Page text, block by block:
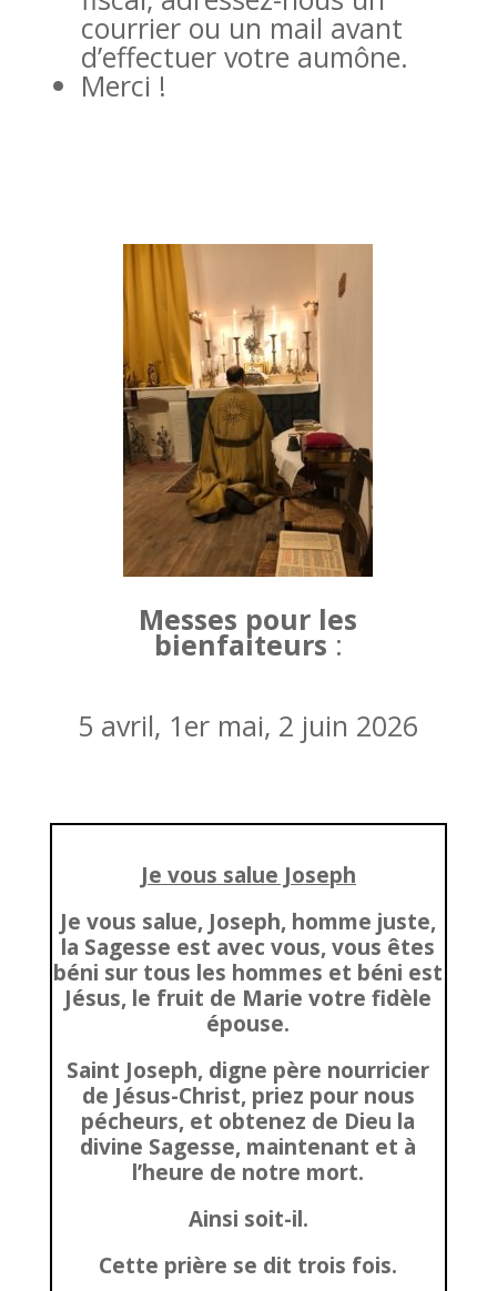
courrier ou un mail avant
d’effectuer votre aumône.
Merci !
Messes pour les
bienfaiteurs :
5 avril, 1er mai, 2 juin 2026
Je vous salue Joseph
Je vous salue, Joseph, homme juste,
la Sagesse est avec vous, vous êtes
béni sur tous les hommes et béni est
Jésus, le fruit de Marie votre fidèle
épouse.
Saint Joseph, digne père nourricier
de Jésus-Christ, priez pour nous
pécheurs, et obtenez de Dieu la
divine Sagesse, maintenant et à
l’heure de notre mort.
Ainsi soit-il.
Cette prière se dit trois fois.